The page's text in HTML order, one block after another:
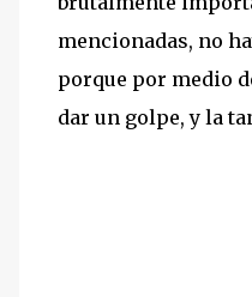
mencionadas, no
porque por medio
dar un golpe, y la